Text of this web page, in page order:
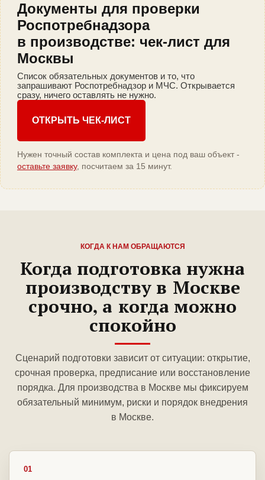
Документы для проверки
Роспотребнадзора
в производстве: чек-лист для
Москвы
Список обязательных документов и то, что
запрашивают Роспотребнадзор и МЧС. Открывается
сразу, ничего оставлять не нужно.
ОТКРЫТЬ ЧЕК-ЛИСТ
Нужен точный состав комплекта и цена под ваш объект -
оставьте заявку, посчитаем за 15 минут.
КОГДА К НАМ ОБРАЩАЮТСЯ
Когда подготовка нужна
производству в Москве
срочно, а когда можно
спокойно
Сценарий подготовки зависит от ситуации: открытие,
срочная проверка, предписание или восстановление
порядка. Для производства в Москве мы фиксируем
обязательный минимум, риски и порядок внедрения
в Москве.
01